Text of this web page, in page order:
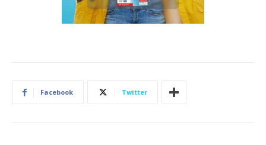
Facebook Twitter